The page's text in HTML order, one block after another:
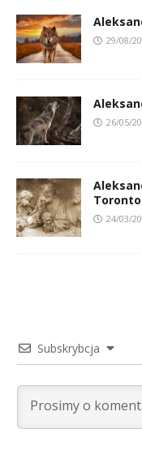
29/08/
26/05/
Toronto
24/03/
Subskrybcja